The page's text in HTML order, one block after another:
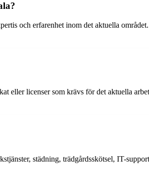
och erfarenhet inom det aktuella
eller licenser som krävs för det aktuella
städning, trädgårdsskötsel, IT-